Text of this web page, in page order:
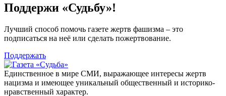
Поддержи «Судьбу»!
Лучший способ помочь газете жертв фашизма – это
подписаться на неё или сделать пожертвование.
Поддержать
Единственное в мире СМИ, выражающее интересы жертв
нацизма и имеющее уникальный общественный и историко-
нравственный характер.